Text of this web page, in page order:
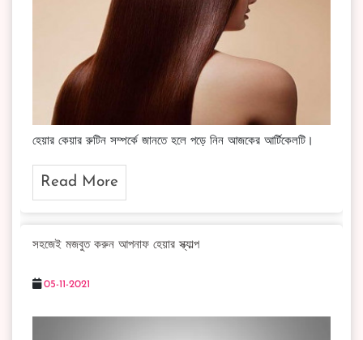
হেয়ার কেয়ার রুটিন সম্পর্কে জানতে হলে পড়ে নিন আজকের আর্টিকেলটি।
Read More
সহজেই মজবুত করুন আপনাফ হেয়ার স্ক্যাল্প
05-11-2021